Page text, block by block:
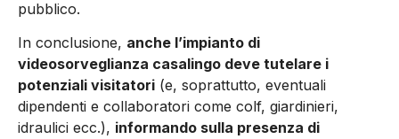
pubblico.
In conclusione, anche l’impianto di
videosorveglianza casalingo deve tutelare i
potenziali visitatori (e, soprattutto, eventuali
dipendenti e collaboratori come colf, giardinieri,
idraulici ecc.), informando sulla presenza di